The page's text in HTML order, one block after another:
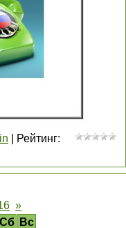
Рейтинг:
»
Сб Вс